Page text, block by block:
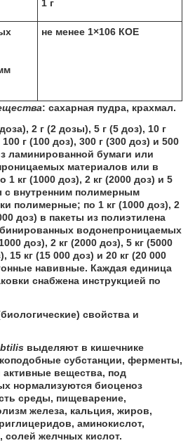
1 г
не менее 1×106 КОЕ
: сахарная пудра, крахмал.
2 г (2 дозы), 5 г (5 доз), 10 г
г (100 доз), 300 г (300 доз) и 500
ламинированной бумаги или
материалов или в
кг (1000 доз), 2 кг (2000 доз) и 5
с внутренним полимерным
полимерные; по 1 кг (1000 доз), 2
доз) в пакеты из полиэтилена
водонепроницаемых
доз), 2 кг (2000 доз), 5 кг (5000
15 кг (15 000 доз) и 20 кг (20 000
навивные. Каждая единица
снабжена инструкцией по
свойства и
выделяют в кишечнике
субстанции, ферменты,
активные вещества, под
нормализуются биоценоз
среды, пищеварение,
железа, кальция, жиров,
аминокислот,
солей желчных кислот.